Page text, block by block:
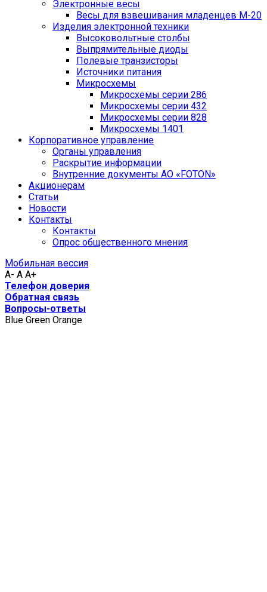
Электронные весы
Весы для взвешивания младенцев М-20
Изделия электронной техники
Высоковольтные столбы
Выпрямительные диоды
Полевые транзисторы
Источники питания
Микросхемы
Микросхемы серии 286
Микросхемы серии 432
Микросхемы серии 828
Микросхемы 1401
Корпоративное управление
Органы управления
Раскрытие информации
Внутренние документы АО «FOTON»
Акционерам
Статьи
Новости
Контакты
Контакты
Опрос общественного мнения
Мобильная вессия
A- A A+
Телефон доверия
Обратная связь
Вопросы-ответы
Blue Green Orange